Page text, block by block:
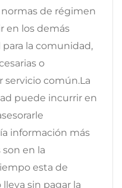
de régimen
en los demás
la comunidad,
o
común.La
puede incurrir en
información más
en la
esta de
sin pagar la